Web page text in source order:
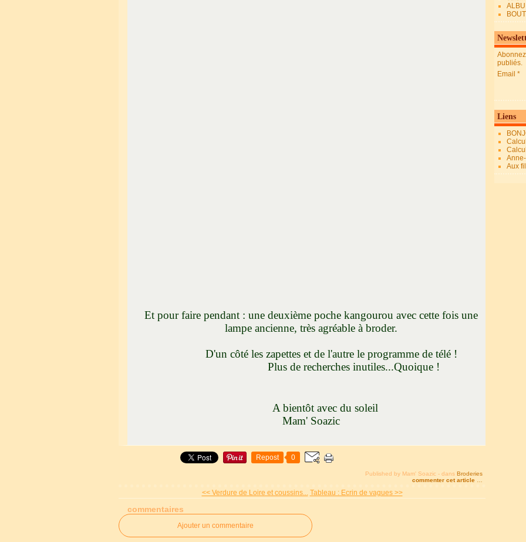
Et pour faire pendant : une deuxième poche kangourou avec cette fois une
lampe ancienne, très agréable à broder.
D'un côté les zapettes et de l'autre le programme de télé !
Plus de recherches inutiles...Quoique !
A bientôt avec du soleil
Mam' Soazic
Repost 0
Published by Mam' Soazic - dans Broderies
commenter cet article
<< Verdure de Loire et coussins... Tableau : Ecrin de vagues >>
commentaires
Ajouter un commentaire
publiés.
Email
Liens
Aux